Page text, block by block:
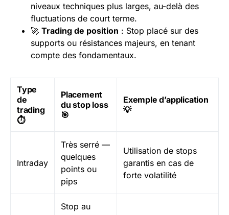
niveaux techniques plus larges, au-delà des
fluctuations de court terme.
🚀 Trading de position : Stop placé sur des
supports ou résistances majeurs, en tenant
compte des fondamentaux.
Type
de
trading
⏱️
Placement
du stop loss
🎯
Exemple d’application
💡
Intraday
Très serré —
quelques
points ou
pips
Utilisation de stops
garantis en cas de
forte volatilité
Stop au